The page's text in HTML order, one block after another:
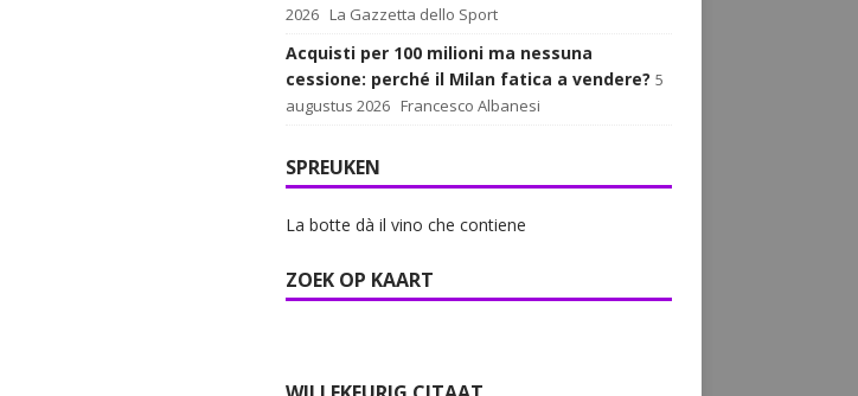
2026 La Gazzetta dello Sport
Acquisti per 100 milioni ma nessuna
cessione: perché il Milan fatica a vendere? 5
augustus 2026 Francesco Albanesi
SPREUKEN
La botte dà il vino che contiene
ZOEK OP KAART